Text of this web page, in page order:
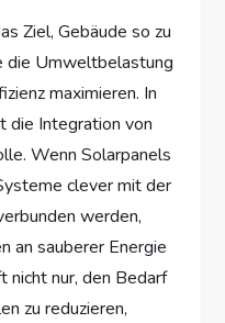
Ziel, Gebäude so zu
die Umweltbelastung
maximieren. In
die Integration von
Wenn Solarpanels
clever mit der
werden,
an sauberer Energie
nicht nur, den Bedarf
zu reduzieren,